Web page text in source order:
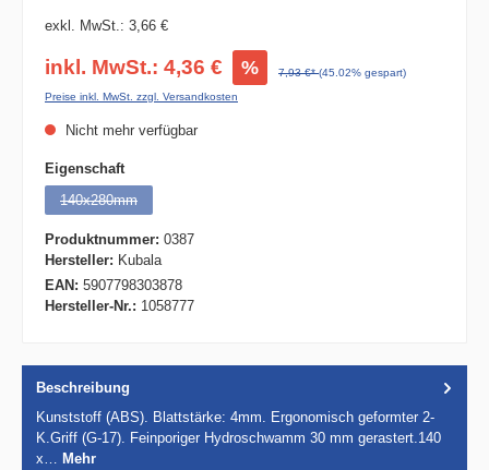
exkl. MwSt.: 3,66 €
inkl. MwSt.: 4,36 € % 7,93 €*(45.02% gespart)
Preise inkl. MwSt. zzgl. Versandkosten
Nicht mehr verfügbar
Eigenschaftauswählen
140x280mm
Produktnummer: 0387
Hersteller: Kubala
EAN: 5907798303878
Hersteller-Nr.: 1058777
Beschreibung
Kunststoff (ABS). Blattstärke: 4mm. Ergonomisch geformter 2-
K.Griff (G-17). Feinporiger Hydroschwamm 30 mm gerastert.140
x… Mehr